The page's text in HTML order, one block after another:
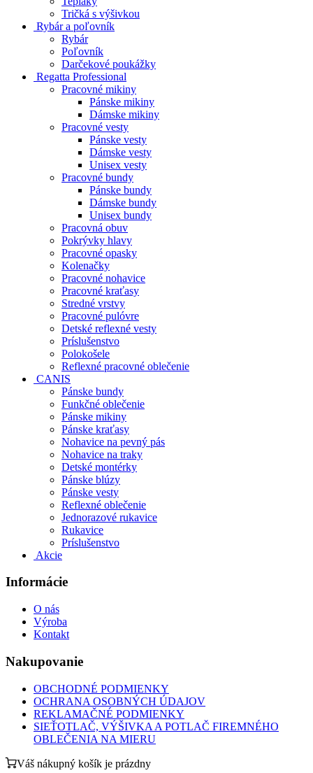
Tričká s výšivkou
Rybár a poľovník
Rybár
Poľovník
Darčekové poukážky
Regatta Professional
Pracovné mikiny
Pánske mikiny
Dámske mikiny
Pracovné vesty
Pánske vesty
Dámske vesty
Unisex vesty
Pracovné bundy
Pánske bundy
Dámske bundy
Unisex bundy
Pracovná obuv
Pokrývky hlavy
Pracovné opasky
Kolenačky
Pracovné nohavice
Pracovné kraťasy
Stredné vrstvy
Pracovné pulóvre
Detské reflexné vesty
Príslušenstvo
Polokošele
Reflexné pracovné oblečenie
CANIS
Pánske bundy
Funkčné oblečenie
Pánske mikiny
Pánske kraťasy
Nohavice na pevný pás
Nohavice na traky
Detské montérky
Pánske blúzy
Pánske vesty
Reflexné oblečenie
Jednorazové rukavice
Rukavice
Príslušenstvo
Akcie
Informácie
O nás
Výroba
Kontakt
Nakupovanie
OBCHODNÉ PODMIENKY
OCHRANA OSOBNÝCH ÚDAJOV
REKLAMAČNÉ PODMIENKY
SIEŤOTLAČ, VÝŠIVKA A POTLAČ FIREMNÉHO
OBLEČENIA NA MIERU
Váš nákupný košík je prázdny